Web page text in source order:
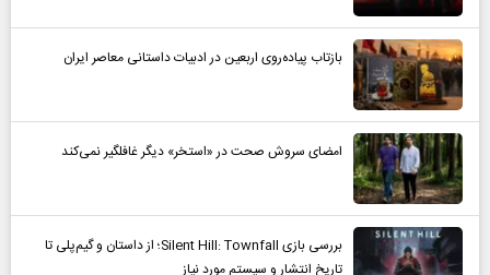
بازتاب پیاده‌روی اربعین در ادبیات داستانی معاصر ایران
امضای سروش صحت در «استخر» دیگر غافلگیر نمی‌کند
بررسی بازی Silent Hill: Townfall؛ از داستان و گیم‌پلی تا
تاریخ انتشار و سیستم مورد نیاز